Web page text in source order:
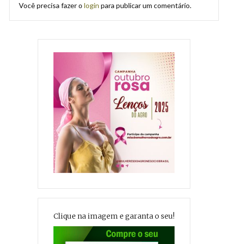
Você precisa fazer o login para publicar um comentário.
Clique na imagem e garanta o seu!